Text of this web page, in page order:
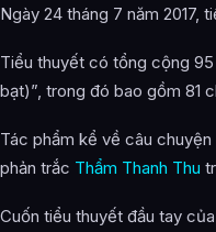
Ngày 24 tháng 7 năm 2017,
Tiểu thuyết có tổng cộng
bạt)”, trong đó bao gồm 81
Tác phẩm kể về câu
phản trắc Thẩm Thanh Thu
Cuốn tiểu thuyết đầu tay